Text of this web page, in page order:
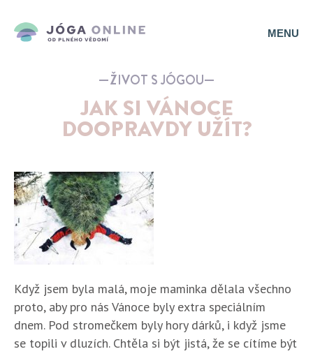
MENU
ŽIVOT S JÓGOU
JAK SI VÁNOCE
DOOPRAVDY UŽÍT?
Když jsem byla malá, moje maminka dělala všechno
proto, aby pro nás Vánoce byly extra speciálním
dnem. Pod stromečkem byly hory dárků, i když jsme
se topili v dluzích. Chtěla si být jistá, že se cítíme být